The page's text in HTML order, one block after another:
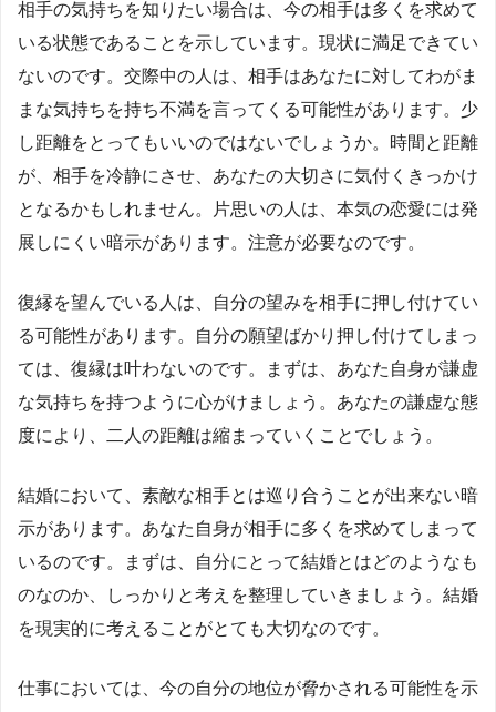
相手の気持ちを知りたい場合は、今の相手は多くを求めて
いる状態であることを示しています。現状に満足できてい
ないのです。交際中の人は、相手はあなたに対してわがま
まな気持ちを持ち不満を言ってくる可能性があります。少
し距離をとってもいいのではないでしょうか。時間と距離
が、相手を冷静にさせ、あなたの大切さに気付くきっかけ
となるかもしれません。片思いの人は、本気の恋愛には発
展しにくい暗示があります。注意が必要なのです。
復縁を望んでいる人は、自分の望みを相手に押し付けてい
る可能性があります。自分の願望ばかり押し付けてしまっ
ては、復縁は叶わないのです。まずは、あなた自身が謙虚
な気持ちを持つように心がけましょう。あなたの謙虚な態
度により、二人の距離は縮まっていくことでしょう。
結婚において、素敵な相手とは巡り合うことが出来ない暗
示があります。あなた自身が相手に多くを求めてしまって
いるのです。まずは、自分にとって結婚とはどのようなも
のなのか、しっかりと考えを整理していきましょう。結婚
を現実的に考えることがとても大切なのです。
仕事においては、今の自分の地位が脅かされる可能性を示